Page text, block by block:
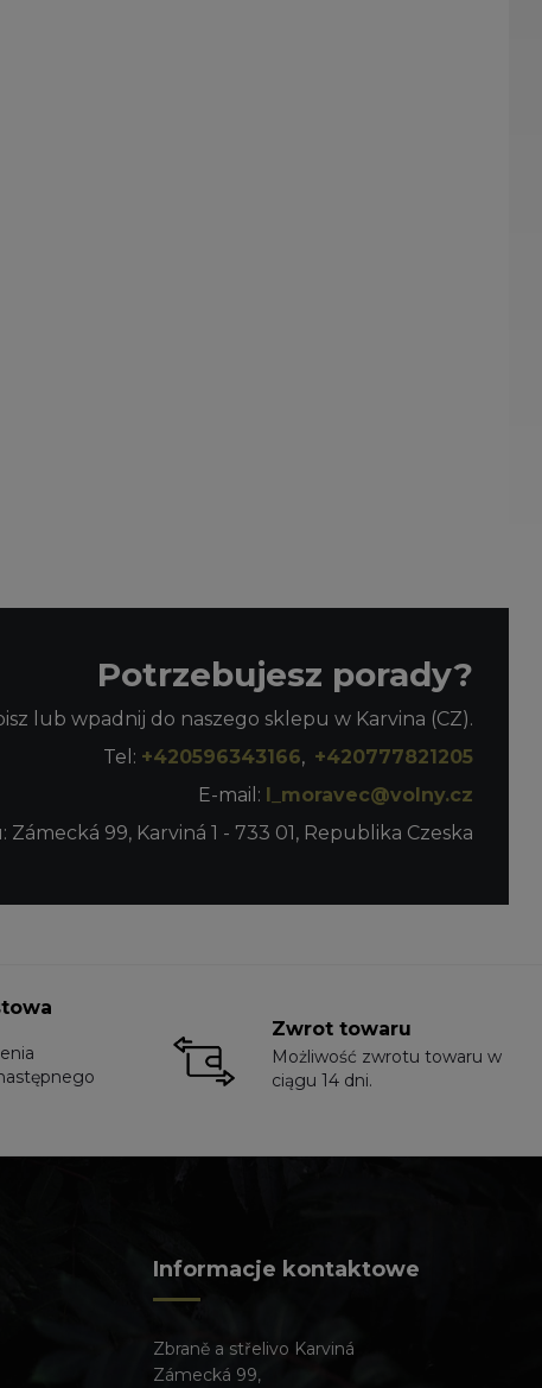
Potrzebujesz porady?
lub wpadnij do naszego sklepu w Karvina (CZ).
Tel: +420596343166, +420777821205
E-mail: l_moravec@volny.cz
Zámecká 99, Karviná 1 - 733 01, Republika Czeska
Zwrot towaru
Możliwość zwrotu towaru w
ciągu 14 dni.
Informacje kontaktowe
Zbraně a střelivo Karviná
Zámecká 99,